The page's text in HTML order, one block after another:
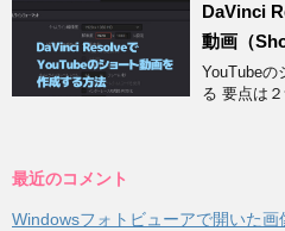
DaVinci
動画（
YouTubeの
る 要点は
最近のコメント
Windowsフォトビューアで開いた